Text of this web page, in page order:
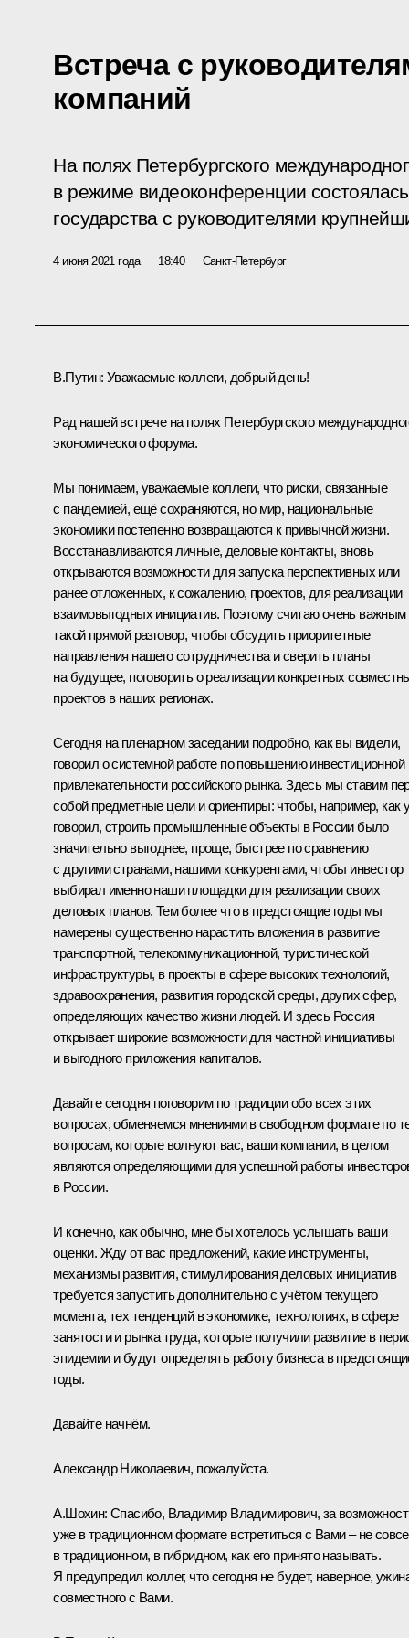
Встреча с
компаний
На полях Петербургского
в режиме видеоконференции
государства с руководителями
4 июня 2021 года 18:40 Санкт-Петербург
В.Путин: Уважаемые коллеги, добрый день!
Рад нашей встрече на полях Петербургского
экономического форума.
Мы понимаем, уважаемые коллеги, что риски, связанные
с пандемией, ещё сохраняются, но мир, национальные
экономики постепенно возвращаются к привычной жизни.
Восстанавливаются личные, деловые контакты, вновь
открываются возможности для запуска перспективных или
ранее отложенных, к сожалению, проектов, для реализации
взаимовыгодных инициатив. Поэтому считаю очень важным
такой прямой разговор, чтобы обсудить приоритетные
направления нашего сотрудничества и сверить планы
на будущее, поговорить о реализации конкретных
проектов в наших регионах.
Сегодня на пленарном заседании подробно, как вы видели,
говорил о системной работе по повышению инвестиционной
привлекательности российского рынка. Здесь мы ставим
собой предметные цели и ориентиры: чтобы, например, как
говорил, строить промышленные объекты в России было
значительно выгоднее, проще, быстрее по сравнению
с другими странами, нашими конкурентами, чтобы инвестор
выбирал именно наши площадки для реализации своих
деловых планов. Тем более что в предстоящие годы мы
намерены существенно нарастить вложения в развитие
транспортной, телекоммуникационной, туристической
инфраструктуры, в проекты в сфере высоких технологий,
здравоохранения, развития городской среды, других сфер,
определяющих качество жизни людей. И здесь Россия
открывает широкие возможности для частной инициативы
и выгодного приложения капиталов.
Давайте сегодня поговорим по традиции обо всех этих
вопросах, обменяемся мнениями в свободном формате по
вопросам, которые волнуют вас, ваши компании, в целом
являются определяющими для успешной работы
в России.
И конечно, как обычно, мне бы хотелось услышать ваши
оценки. Жду от вас предложений, какие инструменты,
механизмы развития, стимулирования деловых инициатив
требуется запустить дополнительно с учётом текущего
момента, тех тенденций в экономике, технологиях, в сфере
занятости и рынка труда, которые получили развитие в
эпидемии и будут определять работу бизнеса в
годы.
Давайте начнём.
Александр Николаевич, пожалуйста.
А.Шохин: Спасибо, Владимир Владимирович, за
уже в традиционном формате встретиться с Вами – не
в традиционном, в гибридном, как его принято называть.
Я предупредил коллег, что сегодня не будет, наверное,
совместного с Вами.